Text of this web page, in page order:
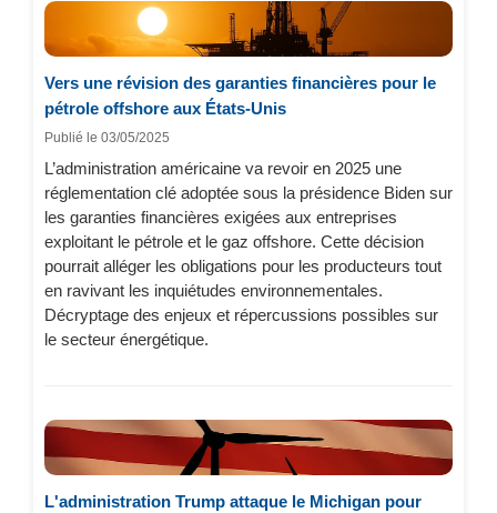
Vers une révision des garanties financières pour le
pétrole offshore aux États-Unis
Publié le 03/05/2025
L’administration américaine va revoir en 2025 une
réglementation clé adoptée sous la présidence Biden sur
les garanties financières exigées aux entreprises
exploitant le pétrole et le gaz offshore. Cette décision
pourrait alléger les obligations pour les producteurs tout
en ravivant les inquiétudes environnementales.
Décryptage des enjeux et répercussions possibles sur
le secteur énergétique.
L'administration Trump attaque le Michigan pour